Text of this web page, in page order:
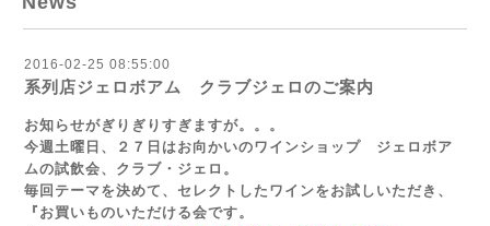
2016-02-25 08:55:00
系列店ジェロボアム クラブジェロのご案内
お知らせがぎりぎりすぎますが。。。
今週土曜日、２７日はお向かいのワインショップ ジェロボア
ムの試飲会、クラブ・ジェロ。
毎回テーマを決めて、セレクトしたワインをお試しいただき、
『お買いものいただける会です。